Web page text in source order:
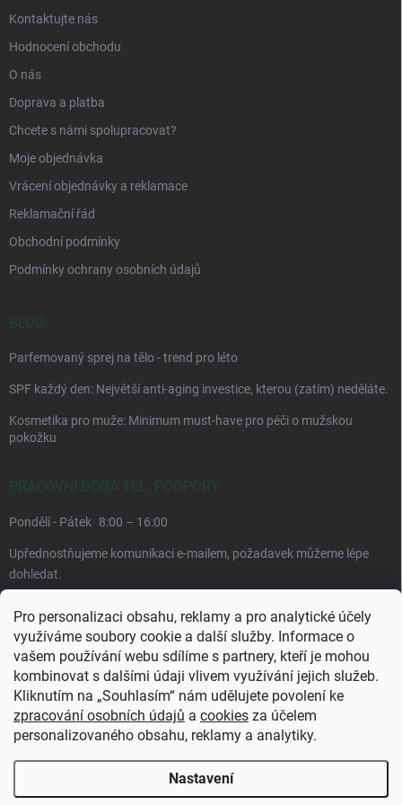
Pro personalizaci obsahu, reklamy a pro analytické účely
využíváme soubory cookie a další služby. Informace o
vašem používání webu sdílíme s partnery, kteří je mohou
kombinovat s dalšími údaji vlivem využívání jejich služeb.
Kliknutím na „Souhlasím“ nám udělujete povolení ke
zpracování osobních údajů a cookies za účelem
personalizovaného obsahu, reklamy a analytiky.
Nastavení
Kontaktujte nás
Hodnocení obchodu
O nás
Doprava a platba
Chcete s námi spolupracovat?
Moje objednávka
Vrácení objednávky a reklamace
Reklamační řád
Obchodní podmínky
Podmínky ochrany osobních údajů
BLOG
Parfemovaný sprej na tělo - trend pro léto
SPF každý den: Největší anti-aging investice, kterou (zatím) neděláte.
Kosmetika pro muže: Minimum must-have pro péči o mužskou
pokožku
PRACOVNÍ DOBA TEL. PODPORY
Pondělí - Pátek 8:00 – 16:00
Upřednostňujeme komunikaci e-mailem, požadavek můžeme lépe
dohledat.